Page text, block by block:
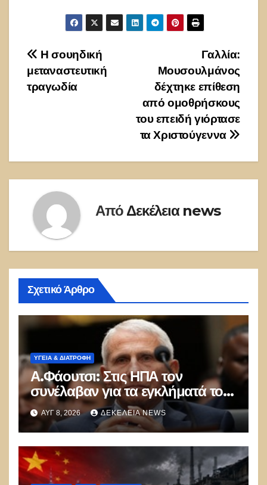
Πλοήγηση
άρθρων
Γαλλία:
Μουσουλμάνος
δέχτηκε επίθεση
από ομοθρήσκους
του επειδή γιόρτασε
τα Χριστούγεννα
Η σουηδική
μεταναστευτική
τραγωδία
Από Δεκέλεια news
Σχετικό Άρθρο
ΥΓΕΙΑ & ΔΙΑΤΡΟΦΗ
Α.Φάουτσι: Στις ΗΠΑ τον
συνέλαβαν για τα εγκλήματά του
στην πανδημία – Στην Ελλάδα
τον έκαναν μέλος της Ακαδημίας
Αθηνών!
ΑΥΓ 8, 2026 ΔΕΚΈΛΕΙΑ NEWS